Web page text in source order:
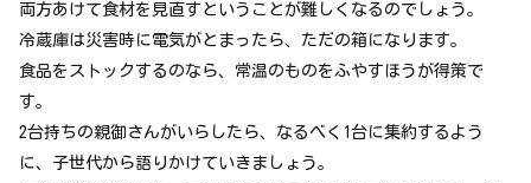
両方あけて食材を見直すということが難しくなるのでしょう。
冷蔵庫は災害時に電気がとまったら、ただの箱になります。
食品をストックするのなら、常温のものをふやすほうが得策で
す。
2台持ちの親御さんがいらしたら、なるべく1台に集約するよう
に、子世代から語りかけていきましょう。